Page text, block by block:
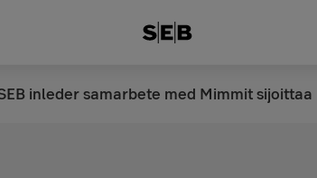
inleder samarbete med Mimmit sijoittaa